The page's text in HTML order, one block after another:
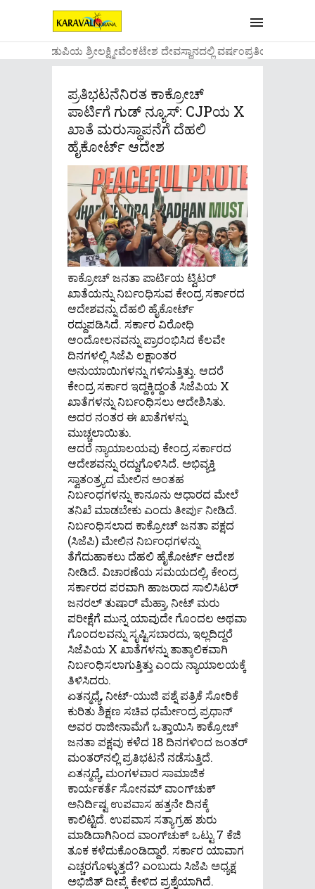
....ಉಡುಪಿಯ ಶ್ರೀಲಕ್ಷ್ಮೀವೆ೦ಕಟೇಶ ದೇವಸ್ಥಾನದಲ್ಲಿ ವರ್ಷ೦ಪ್ರತಿಯ
ಪ್ರತಿಭಟನೆನಿರತ ಕಾಕ್ರೋಚ್
ಪಾರ್ಟಿಗೆ ಗುಡ್ ನ್ಯೂಸ್: CJPಯ X
ಖಾತೆ ಮರುಸ್ಥಾಪನೆಗೆ ದೆಹಲಿ
ಹೈಕೋರ್ಟ್ ಆದೇಶ
ಕಾಕ್ರೋಚ್ ಜನತಾ ಪಾರ್ಟಿಯ ಟ್ವಿಟರ್
ಖಾತೆಯನ್ನು ನಿರ್ಬಂಧಿಸುವ ಕೇಂದ್ರ ಸರ್ಕಾರದ
ಆದೇಶವನ್ನು ದೆಹಲಿ ಹೈಕೋರ್ಟ್
ರದ್ದುಪಡಿಸಿದೆ. ಸರ್ಕಾರ ವಿರೋಧಿ
ಆಂದೋಲನವನ್ನು ಪ್ರಾರಂಭಿಸಿದ ಕೆಲವೇ
ದಿನಗಳಲ್ಲಿ ಸಿಜೆಪಿ ಲಕ್ಷಾಂತರ
ಅನುಯಾಯಿಗಳನ್ನು ಗಳಿಸುತ್ತಿತ್ತು. ಆದರೆ
ಕೇಂದ್ರ ಸರ್ಕಾರ ಇದ್ದಕ್ಕಿದ್ದಂತೆ ಸಿಜೆಪಿಯ X
ಖಾತೆಗಳನ್ನು ನಿರ್ಬಂಧಿಸಲು ಆದೇಶಿಸಿತು.
ಅದರ ನಂತರ ಈ ಖಾತೆಗಳನ್ನು
ಮುಚ್ಚಲಾಯಿತು.
ಆದರೆ ನ್ಯಾಯಾಲಯವು ಕೇಂದ್ರ ಸರ್ಕಾರದ
ಆದೇಶವನ್ನು ರದ್ದುಗೊಳಿಸಿದೆ. ಅಭಿವ್ಯಕ್ತಿ
ಸ್ವಾತಂತ್ರ್ಯದ ಮೇಲಿನ ಅಂತಹ
ನಿರ್ಬಂಧಗಳನ್ನು ಕಾನೂನು ಆಧಾರದ ಮೇಲೆ
ತನಿಖೆ ಮಾಡಬೇಕು ಎಂದು ತೀರ್ಪು ನೀಡಿದೆ.
ನಿರ್ಬಂಧಿಸಲಾದ ಕಾಕ್ರೋಚ್ ಜನತಾ ಪಕ್ಷದ
(ಸಿಜೆಪಿ) ಮೇಲಿನ ನಿರ್ಬಂಧಗಳನ್ನು
ತೆಗೆದುಹಾಕಲು ದೆಹಲಿ ಹೈಕೋರ್ಟ್ ಆದೇಶ
ನೀಡಿದೆ. ವಿಚಾರಣೆಯ ಸಮಯದಲ್ಲಿ, ಕೇಂದ್ರ
ಸರ್ಕಾರದ ಪರವಾಗಿ ಹಾಜರಾದ ಸಾಲಿಸಿಟರ್
ಜನರಲ್ ತುಷಾರ್ ಮೆಹ್ತಾ, ನೀಟ್ ಮರು
ಪರೀಕ್ಷೆಗೆ ಮುನ್ನ ಯಾವುದೇ ಗೊಂದಲ ಅಥವಾ
ಗೊಂದಲವನ್ನು ಸೃಷ್ಟಿಸಬಾರದು, ಇಲ್ಲದಿದ್ದರೆ
ಸಿಜೆಪಿಯ X ಖಾತೆಗಳನ್ನು ತಾತ್ಕಾಲಿಕವಾಗಿ
ನಿರ್ಬಂಧಿಸಲಾಗುತ್ತಿತ್ತು ಎಂದು ನ್ಯಾಯಾಲಯಕ್ಕೆ
ತಿಳಿಸಿದರು.
ಏತನ್ಮಧ್ಯೆ, ನೀಟ್-ಯುಜಿ ಪಶ್ನೆ ಪತ್ರಿಕೆ ಸೋರಿಕೆ
ಕುರಿತು ಶಿಕ್ಷಣ ಸಚಿವ ಧರ್ಮೇಂದ್ರ ಪ್ರಧಾನ್
ಅವರ ರಾಜೀನಾಮೆಗೆ ಒತ್ತಾಯಿಸಿ ಕಾಕ್ರೋಚ್
ಜನತಾ ಪಕ್ಷವು ಕಳೆದ 18 ದಿನಗಳಿಂದ ಜಂತರ್
ಮಂತರ್‌ನಲ್ಲಿ ಪ್ರತಿಭಟನೆ ನಡೆಸುತ್ತಿದೆ.
ಏತನ್ಮಧ್ಯೆ, ಮಂಗಳವಾರ ಸಾಮಾಜಿಕ
ಕಾರ್ಯಕರ್ತೆ ಸೋನಮ್ ವಾಂಗ್‌ಚುಕ್
ಅನಿರ್ದಿಷ್ಟ ಉಪವಾಸ ಹತ್ತನೇ ದಿನಕ್ಕೆ
ಕಾಲಿಟ್ಟಿದೆ. ಉಪವಾಸ ಸತ್ಯಾಗ್ರಹ ಶುರು
ಮಾಡಿದಾಗಿನಿಂದ ವಾಂಗ್‌ಚುಕ್ ಒಟ್ಟು 7 ಕೆಜಿ
ತೂಕ ಕಳೆದುಕೊಂಡಿದ್ದಾರೆ. ಸರ್ಕಾರ ಯಾವಾಗ
ಎಚ್ಚರಗೊಳ್ಳುತ್ತದೆ? ಎಂಬುದು ಸಿಜೆಪಿ ಅಧ್ಯಕ್ಷ
ಅಭಿಜಿತ್ ದೀಪ್ಕೆ ಕೇಳಿದ ಪ್ರಶ್ನೆಯಾಗಿದೆ.